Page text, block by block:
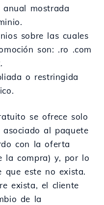
mostrada
sobre las cuales
son: .ro .com
o restringida
se ofrece solo
al paquete
con la oferta
la compra) y, por lo
que este no exista.
exista, el cliente
de la